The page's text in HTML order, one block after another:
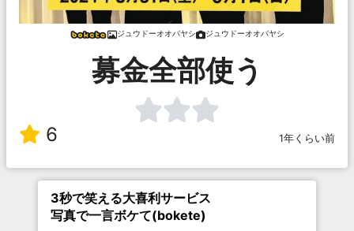
ジュウドーオオバヤシ ジュウドーオオバヤシ
募金全部使う
6 1年くらい前
3秒で笑える大喜利サービス
写真で一言ボケて(bokete)